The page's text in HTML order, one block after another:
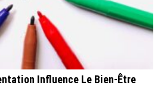
Influence Le Bien-Être